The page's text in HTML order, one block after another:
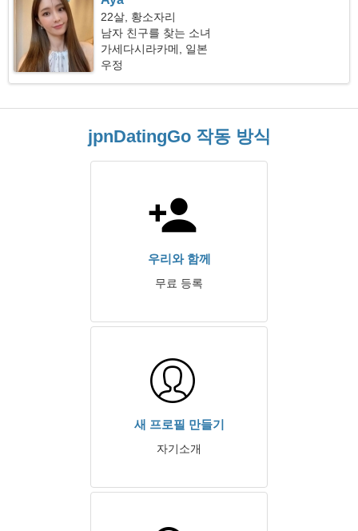
22살, 황소자리
남자 친구를 찾는 소녀
가세다시라카메, 일본
우정
jpnDatingGo 작동 방식
우리와 함께
무료 등록
새 프로필 만들기
자기소개